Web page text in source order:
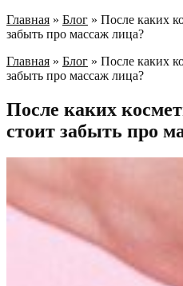
Главная » Блог » После каких
забыть про массаж лица?
Главная » Блог » После каких
забыть про массаж лица?
После каких
стоит забыть про